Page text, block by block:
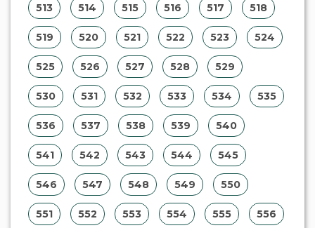
513 514 515 516 517 518
519 520 521 522 523 524
525 526 527 528 529
530 531 532 533 534 535
536 537 538 539 540
541 542 543 544 545
546 547 548 549 550
551 552 553 554 555 556